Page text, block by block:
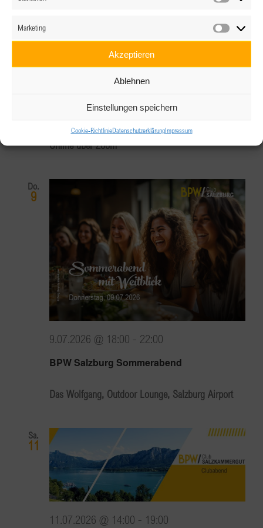
Marketing
Akzeptieren
Ablehnen
Einstellungen speichern
Cookie-RichtlinieDatenschutzerklärungImpressum
8.07.2026 @ 19:00
Online über Zoom
Do.
9
BPW Salzburg Sommerabend
9.07.2026 @ 18:00 - 22:00
Das Wolfgang, Outdoor Lounge, Salzburg Airport
Sa.
11
11.07.2026 @ 14:00 - 19:00